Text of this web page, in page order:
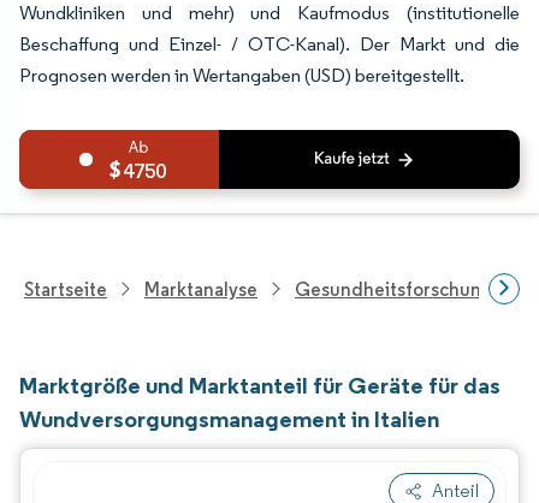
Wundkliniken und mehr) und Kaufmodus (institutionelle
Beschaffung und Einzel- / OTC-Kanal). Der Markt und die
Prognosen werden in Wertangaben (USD) bereitgestellt.
4750
Startseite Marktanalyse Gesundheitsforschung
Marktgröße und Marktanteil für Geräte für das
Wundversorgungsmanagement in Italien
Anteil